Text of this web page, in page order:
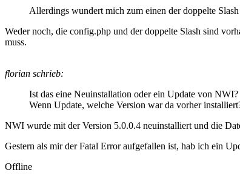
Allerdings wundert mich zum einen der doppelte
Weder noch, die config.php und der doppelte Slash sind
muss.
florian schrieb:
Ist das eine Neuinstallation oder ein Update von NWI?
Wenn Update, welche Version war da vorher
NWI wurde mit der Version 5.0.0.4 neuinstalliert und die
Gestern als mir der Fatal Error aufgefallen ist, hab ich ein
Offline